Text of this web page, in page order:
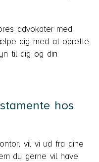
advokater med
dig med at oprette
til dig og din
hos
vil vi ud fra dine
du gerne vil have